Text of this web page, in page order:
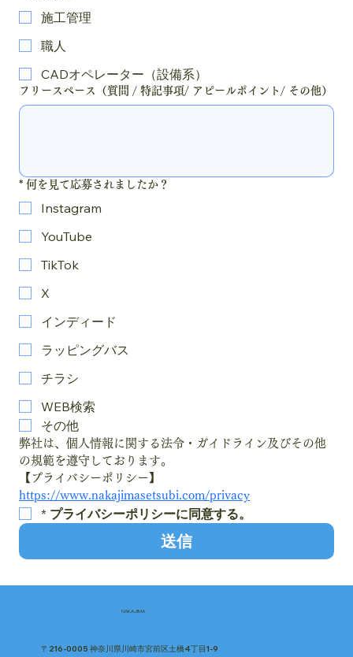
施工管理
職人
CADオペレーター（設備系）
フリースペース（質問 / 特記事項/ アピールポイント/ その他）
* 何を見て応募されましたか？
Instagram
YouTube
TikTok
X
インディード
ラッピングバス
チラシ
WEB検索
その他
弊社は、個人情報に関する法令・ガイドライン及びその他
の規範を遵守しております。
【プライバシーポリシー】
https://www.nakajimasetsubi.com/privacy
* プライバシーポリシーに同意する。
送信
〒216-0005 神奈川県川崎市宮前区土橋4丁目1-9
NAKAJIMA